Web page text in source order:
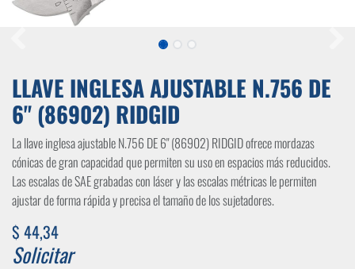
LLAVE INGLESA AJUSTABLE N.756 DE
6" (86902) RIDGID
La llave inglesa ajustable N.756 DE 6" (86902) RIDGID ofrece mordazas
cónicas de gran capacidad que permiten su uso en espacios más reducidos.
Las escalas de SAE grabadas con láser y las escalas métricas le permiten
ajustar de forma rápida y precisa el tamaño de los sujetadores.
$ 44,34
Solicitar